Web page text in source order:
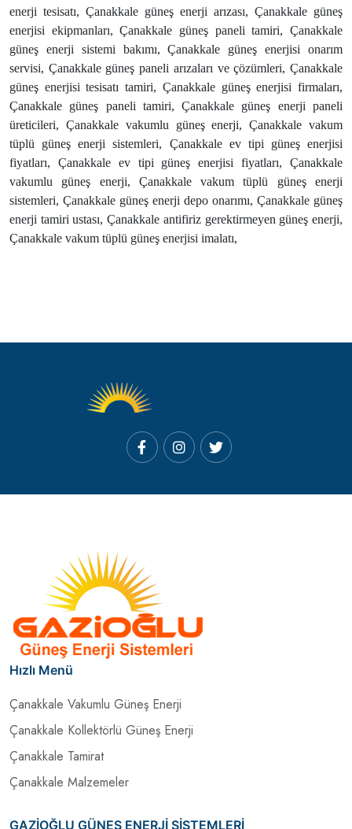
enerji tesisatı, Çanakkale güneş enerji arızası, Çanakkale güneş
enerjisi ekipmanları, Çanakkale güneş paneli tamiri, Çanakkale
güneş enerji sistemi bakımı, Çanakkale güneş enerjisi onarım
servisi, Çanakkale güneş paneli arızaları ve çözümleri, Çanakkale
güneş enerjisi tesisatı tamiri, Çanakkale güneş enerjisi firmaları,
Çanakkale güneş paneli tamiri, Çanakkale güneş enerji paneli
üreticileri, Çanakkale vakumlu güneş enerji, Çanakkale vakum
tüplü güneş enerji sistemleri, Çanakkale ev tipi güneş enerjisi
fiyatları, Çanakkale ev tipi güneş enerjisi fiyatları, Çanakkale
vakumlu güneş enerji, Çanakkale vakum tüplü güneş enerji
sistemleri, Çanakkale güneş enerji depo onarımı, Çanakkale güneş
enerji tamiri ustası, Çanakkale antifiriz gerektirmeyen güneş enerji,
Çanakkale vakum tüplü güneş enerjisi imalatı,
Hızlı Menü
Çanakkale Vakumlu Güneş Enerji
Çanakkale Kollektörlü Güneş Enerji
Çanakkale Tamirat
Çanakkale Malzemeler
GAZİOĞLU GÜNEŞ ENERJİ SİSTEMLERİ